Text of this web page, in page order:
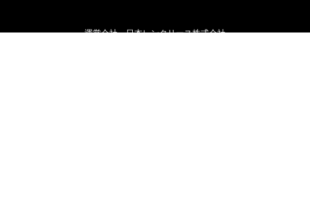
運営会社 日本レンタリース株式会社